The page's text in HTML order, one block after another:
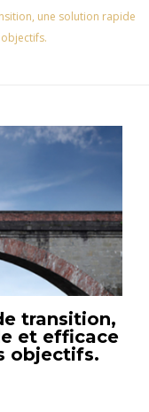
une solution rapide
transition,
et efficace
objectifs.